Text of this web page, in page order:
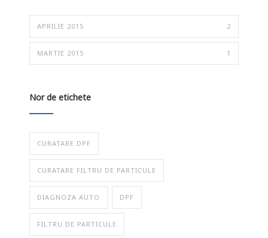
APRILIE 2015 2
MARTIE 2015 1
Nor de etichete
CURATARE DPF
CURATARE FILTRU DE PARTICULE
DIAGNOZA AUTO DPF
FILTRU DE PARTICULE